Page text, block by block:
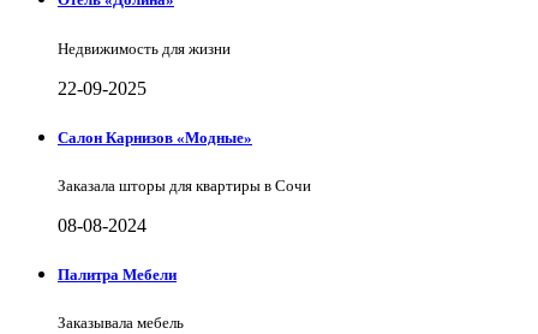
Недвижимость для жизни
22-09-2025
Салон Карнизов «Модные»
Заказала шторы для квартиры в Сочи
08-08-2024
Палитра Мебели
Заказывала мебель